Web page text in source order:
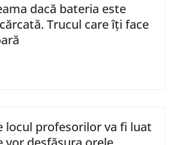
dacă bateria este
Trucul care îți face
locul profesorilor va fi luat